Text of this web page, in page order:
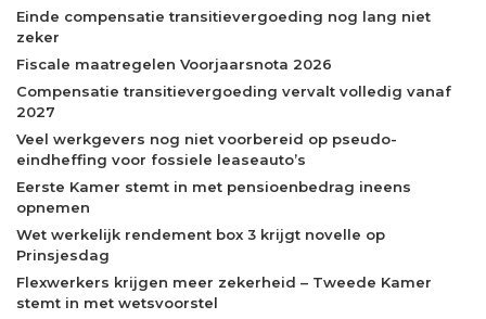
Einde compensatie transitievergoeding nog lang niet
zeker
Fiscale maatregelen Voorjaarsnota 2026
Compensatie transitievergoeding vervalt volledig vanaf
2027
Veel werkgevers nog niet voorbereid op pseudo-
eindheffing voor fossiele leaseauto’s
Eerste Kamer stemt in met pensioenbedrag ineens
opnemen
Wet werkelijk rendement box 3 krijgt novelle op
Prinsjesdag
Flexwerkers krijgen meer zekerheid – Tweede Kamer
stemt in met wetsvoorstel